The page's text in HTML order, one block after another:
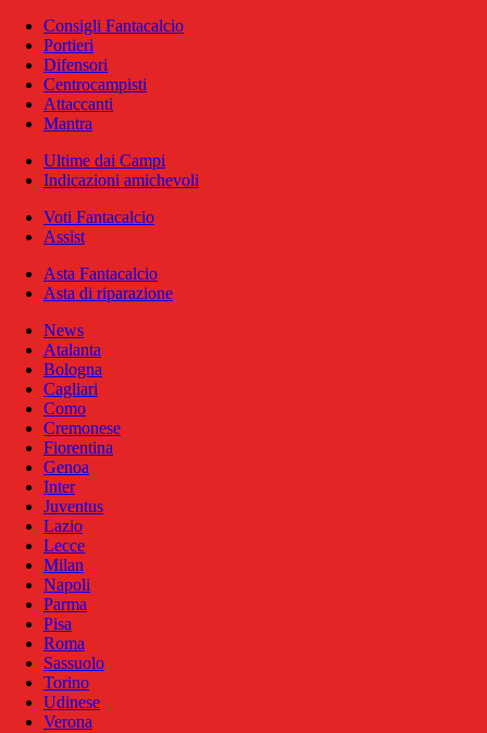
Consigli Fantacalcio
Portieri
Difensori
Centrocampisti
Attaccanti
Mantra
Ultime dai Campi
Indicazioni amichevoli
Voti Fantacalcio
Assist
Asta Fantacalcio
Asta di riparazione
News
Atalanta
Bologna
Cagliari
Como
Cremonese
Fiorentina
Genoa
Inter
Juventus
Lazio
Lecce
Milan
Napoli
Parma
Pisa
Roma
Sassuolo
Torino
Udinese
Verona